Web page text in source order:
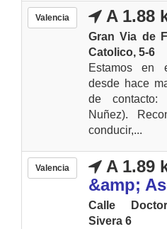
Valencia A 1.88
Gran Via de
Catolico, 5-6
Estamos en
desde hace
de contacto:
Nuñez).
conducir,...
Valencia A 1.89
&amp;
Calle
Sivera 6